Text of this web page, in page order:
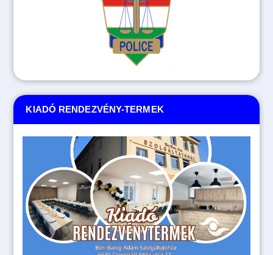
KIADÓ RENDEZVÉNY-TERMEK